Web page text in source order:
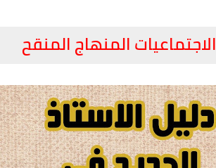
المنهاج المنقح